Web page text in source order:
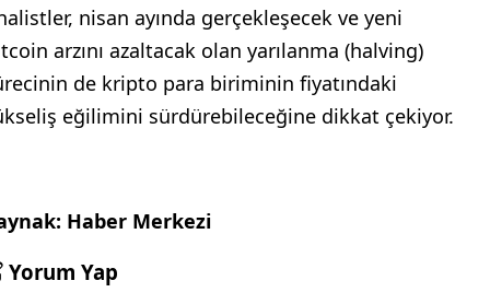
nisan ayında gerçekleşecek ve yeni
arzını azaltacak olan yarılanma (halving)
de kripto para biriminin fiyatındaki
eğilimini sürdürebileceğine dikkat çekiyor.
Haber Merkezi
Yorum Yap